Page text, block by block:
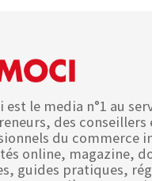
est le media n°1 au
des conseillers
du commerce
online, magazine,
guides pratiques,